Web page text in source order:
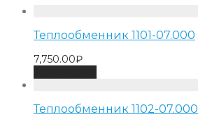
Теплообменник 1101-07.000
7,750.00₽
Теплообменник 1102-07.000